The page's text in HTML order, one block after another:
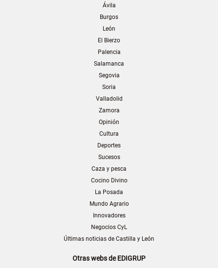
Ávila
Burgos
León
El Bierzo
Palencia
Salamanca
Segovia
Soria
Valladolid
Zamora
Opinión
Cultura
Deportes
Sucesos
Caza y pesca
Cocino Divino
La Posada
Mundo Agrario
Innovadores
Negocios CyL
Últimas noticias de Castilla y León
Otras webs de EDIGRUP